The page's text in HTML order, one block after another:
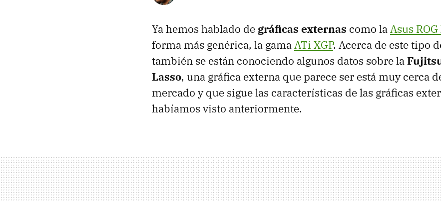
Ya hemos hablado de gráficas externas como laAsus
forma más genérica, la gamaATi XGP. Acerca de este tipo
también se están conociendo algunos datos sobre la
Lasso, una gráfica externa que parece ser está muy cerca
mercado y que sigue las características de las gráficas
habíamos visto anteriormente.